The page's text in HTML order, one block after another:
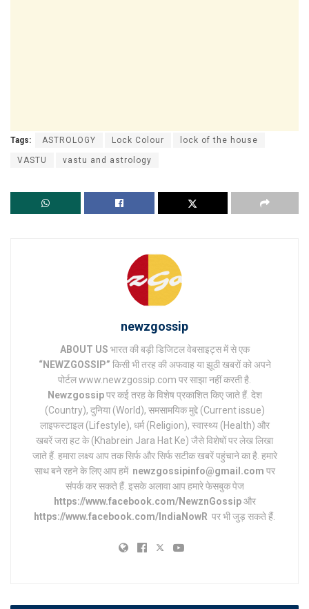
Tags: ASTROLOGY Lock Colour lock of the house
VASTU vastu and astrology
newzgossip
ABOUT US भारत की बड़ी डिजिटल वेबसाइट्स में से एक
“NEWZGOSSIP” किसी भी तरह की अफवाह या झूठी खबरों को अपने
पोर्टल www.newzgossip.com पर साझा नहीं करती है.
Newzgossipपर कई तरह के विशेष प्रकाशित किए जाते हैं. देश
(Country), दुनिया (World), समसामयिक मुद्दे (Current issue)
लाइफस्टाइल (Lifestyle), धर्म (Religion), स्वास्थ्य (Health) और
खबरें जरा हट के (Khabrein Jara Hat Ke) जैसे विशेषों पर लेख लिखा
जाते हैं. हमारा लक्ष्य आप तक सिर्फ और सिर्फ सटीक खबरें पहुंचाने का है. हमारे
साथ बने रहने के लिए आप हमें newzgossipinfo@gmail.com पर
संपर्क कर सकते हैं. इसके अलावा आप हमारे फेसबुक पेज
https://www.facebook.com/NewznGossipऔर
https://www.facebook.com/IndiaNowR पर भी जुड़ सकते हैं.